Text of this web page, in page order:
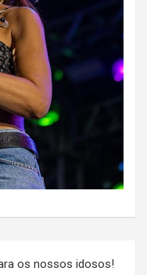
os nossos idosos!